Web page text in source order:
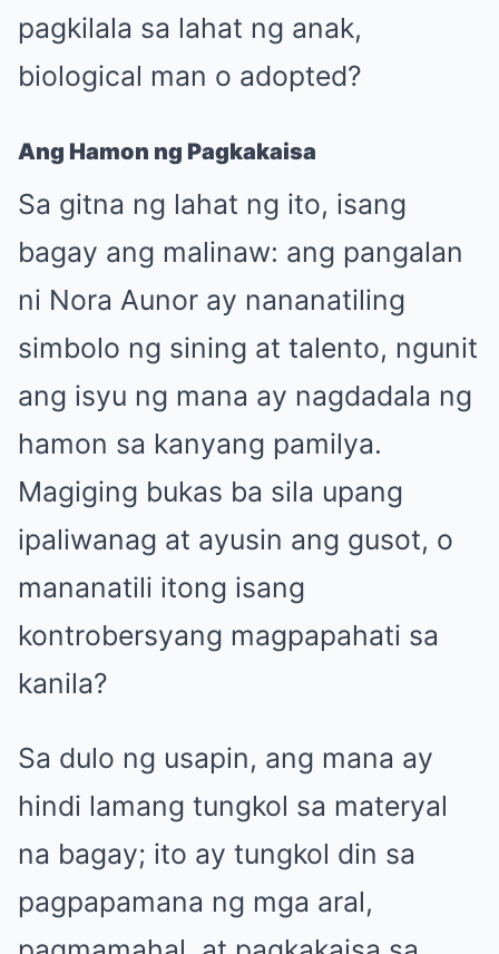
pagkilala sa lahat ng anak,
biological man o adopted?
Ang Hamon ng Pagkakaisa
Sa gitna ng lahat ng ito, isang
bagay ang malinaw: ang pangalan
ni Nora Aunor ay nananatiling
simbolo ng sining at talento, ngunit
ang isyu ng mana ay nagdadala ng
hamon sa kanyang pamilya.
Magiging bukas ba sila upang
ipaliwanag at ayusin ang gusot, o
mananatili itong isang
kontrobersyang magpapahati sa
kanila?
Sa dulo ng usapin, ang mana ay
hindi lamang tungkol sa materyal
na bagay; ito ay tungkol din sa
pagpapamana ng mga aral,